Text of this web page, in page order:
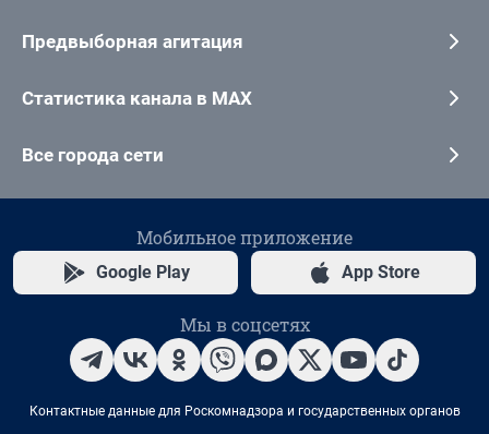
Предвыборная агитация
Статистика канала в MAX
Все города сети
Мобильное приложение
Google Play App Store
Мы в соцсетях
Контактные данные для Роскомнадзора и государственных органов